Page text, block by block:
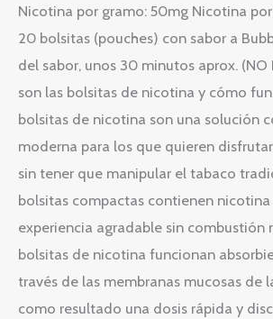
Nicotina por gramo: 50mg Nicotina
20 bolsitas (pouches) con sabor a
del sabor, unos 30 minutos aprox. (NO
son las bolsitas de nicotina y cómo
bolsitas de nicotina son una solución
moderna para los que quieren
sin tener que manipular el tabaco
bolsitas compactas contienen nicotina
experiencia agradable sin combustión
bolsitas de nicotina funcionan
través de las membranas mucosas de
como resultado una dosis rápida y